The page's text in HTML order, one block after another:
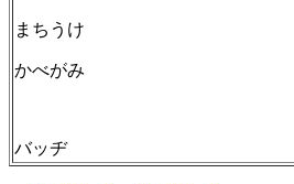
まちうけ
かべがみ
バッヂ